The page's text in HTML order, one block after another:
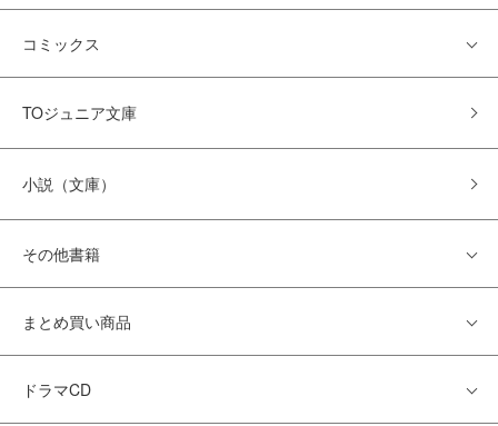
コミックス
TOジュニア文庫
小説（文庫）
その他書籍
まとめ買い商品
ドラマCD